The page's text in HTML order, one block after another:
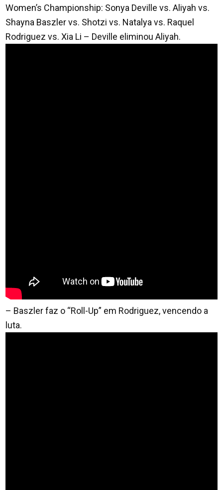
Women’s Championship: Sonya Deville vs. Aliyah vs.
Shayna Baszler vs. Shotzi vs. Natalya vs. Raquel
Rodriguez vs. Xia Li – Deville eliminou Aliyah.
– Baszler faz o “Roll-Up” em Rodriguez, vencendo a
luta.